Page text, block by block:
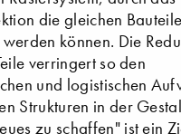
die gleichen
können. Die
verringert so den
und logistischen
Strukturen in der
zu schaffen" ist ein